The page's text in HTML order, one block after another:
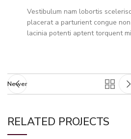
Vestibulum nam lobortis
placerat a parturient congue
lacinia potenti aptent torquent
Newer
RELATED PROJECTS